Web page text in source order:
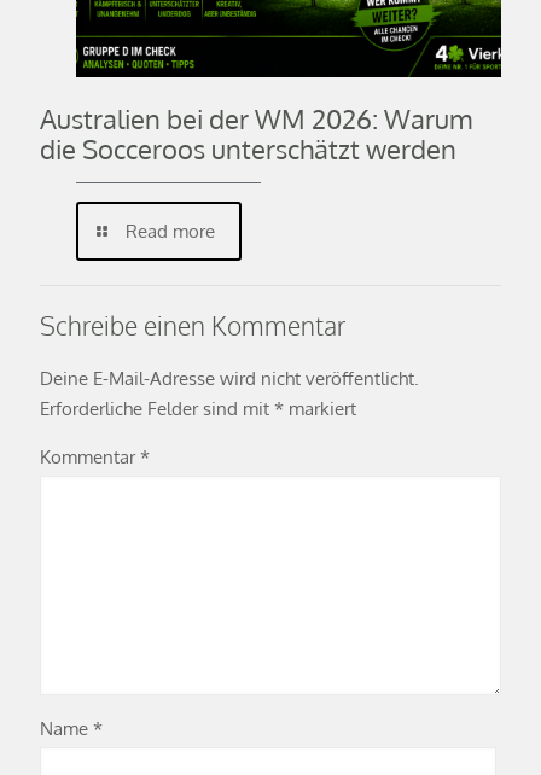
Australien bei der WM 2026: Warum
die Socceroos unterschätzt werden
Read more
Schreibe einen Kommentar
Deine E-Mail-Adresse wird nicht veröffentlicht.
Erforderliche Felder sind mit * markiert
Kommentar*
Name *